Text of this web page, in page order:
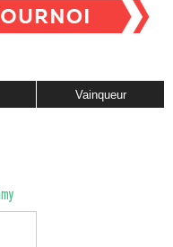
Vainqueur